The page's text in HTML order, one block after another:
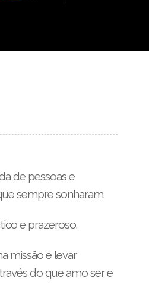
de pessoas e
sempre sonharam.
e prazeroso.
missão é levar
do que amo ser e